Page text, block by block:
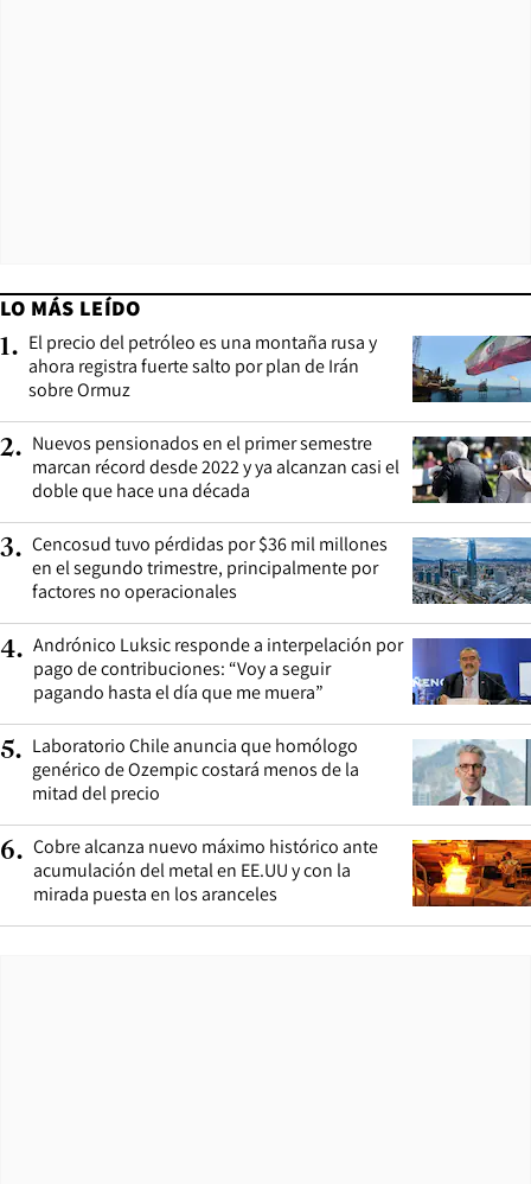
LO MÁS LEÍDO
1. El precio del petróleo es una montaña rusa y
ahora registra fuerte salto por plan de Irán
sobre Ormuz
2. Nuevos pensionados en el primer semestre
marcan récord desde 2022 y ya alcanzan casi el
doble que hace una década
3. Cencosud tuvo pérdidas por $36 mil millones
en el segundo trimestre, principalmente por
factores no operacionales
4. Andrónico Luksic responde a interpelación por
pago de contribuciones: “Voy a seguir
pagando hasta el día que me muera”
5. Laboratorio Chile anuncia que homólogo
genérico de Ozempic costará menos de la
mitad del precio
6. Cobre alcanza nuevo máximo histórico ante
acumulación del metal en EE.UU y con la
mirada puesta en los aranceles